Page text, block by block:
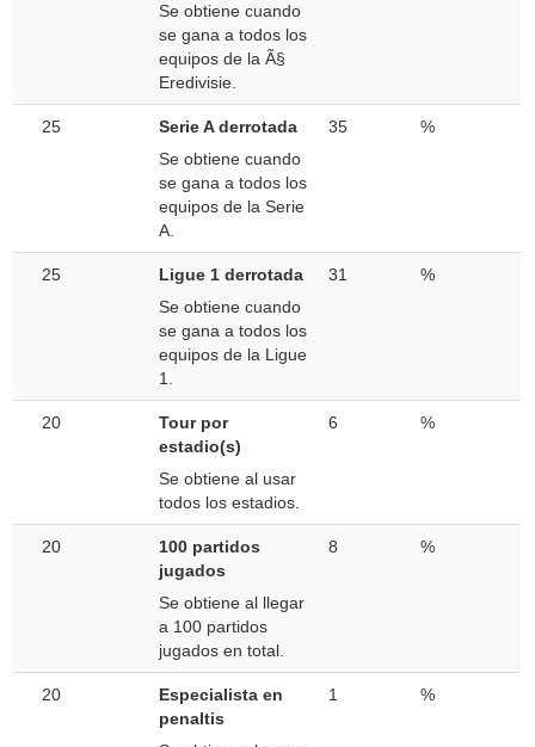
Se obtiene cuando
se gana a todos los
equipos de la Ã§
Eredivisie.
25
Serie A derrotada
Se obtiene cuando
se gana a todos los
equipos de la Serie
A.
35 %
25
Ligue 1 derrotada
Se obtiene cuando
se gana a todos los
equipos de la Ligue
1.
31 %
20
Tour por
estadio(s)
Se obtiene al usar
todos los estadios.
6 %
20
100 partidos
jugados
Se obtiene al llegar
a 100 partidos
jugados en total.
8 %
20
Especialista en
penaltis
1 %